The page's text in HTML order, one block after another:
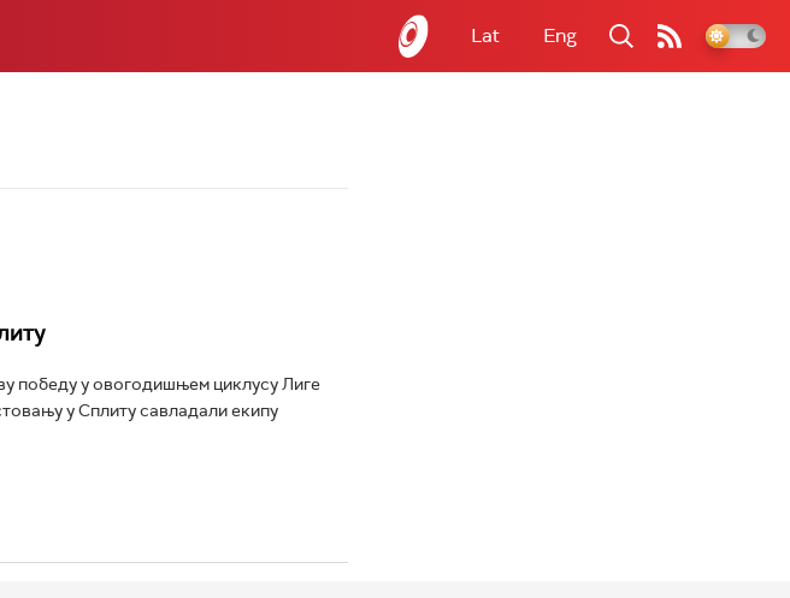
Lat Eng
победу у овогодишњем циклусу Лиге
у Сплиту савладали екипу